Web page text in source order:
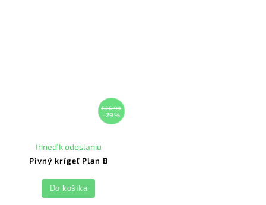
€26,99
–29 %
Pivný krígeľ Plan B
Ihneď k odoslaniu
Do košíka